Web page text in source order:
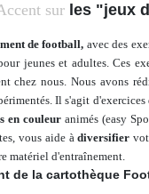
sur les "jeux
de football, avec des
jeunes et adultes. Ces
chez nous. Nous avons
Il s'agit
en couleur animés (easy
vous aide àdiversifier
matériel d'entraînement.
de la cartothèque